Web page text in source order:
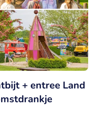
+ entree Land